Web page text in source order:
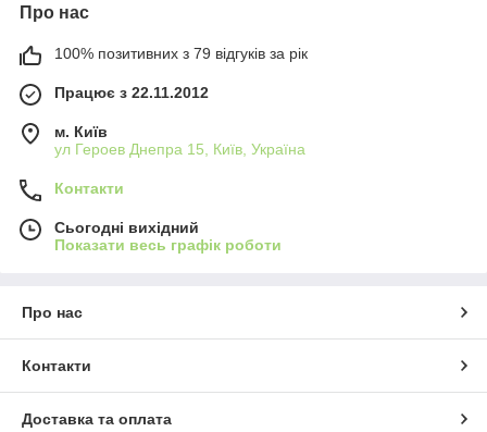
Про нас
100% позитивних з 79 відгуків за рік
Працює з 22.11.2012
м. Київ
ул Героев Днепра 15, Київ, Україна
Контакти
Сьогодні вихідний
Показати весь графік роботи
Про нас
Контакти
Доставка та оплата